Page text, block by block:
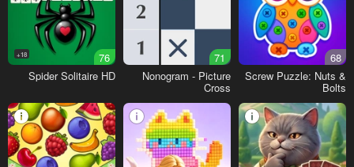
68
Screw Puzzle: Nuts &
Bolts
71
Nonogram - Picture
Cross
76
18+
Spider Solitaire HD